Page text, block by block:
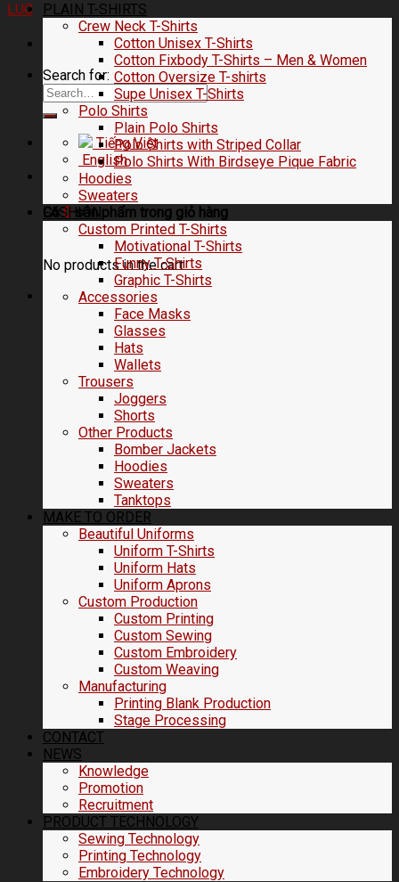
Search for:
Tiếng Việt
English
Có0 sản phẩm trong giỏ hàng
No products in the cart.
PLAIN T-SHIRTS
Crew Neck T-Shirts
Cotton Unisex T-Shirts
Cotton Fixbody T-Shirts – Men & Women
Cotton Oversize T-shirts
Supe Unisex T-Shirts
Polo Shirts
Plain Polo Shirts
Polo Shirts with Striped Collar
Polo Shirts With Birdseye Pique Fabric
Hoodies
Sweaters
FASHION
Custom Printed T-Shirts
Motivational T-Shirts
Funny T-Shirts
Graphic T-Shirts
Accessories
Face Masks
Glasses
Hats
Wallets
Trousers
Joggers
Shorts
Other Products
Bomber Jackets
Hoodies
Sweaters
Tanktops
MAKE TO ORDER
Beautiful Uniforms
Uniform T-Shirts
Uniform Hats
Uniform Aprons
Custom Production
Custom Printing
Custom Sewing
Custom Embroidery
Custom Weaving
Manufacturing
Printing Blank Production
Stage Processing
CONTACT
NEWS
Knowledge
Promotion
Recruitment
PRODUCT TECHNOLOGY
Sewing Technology
Printing Technology
Embroidery Technology